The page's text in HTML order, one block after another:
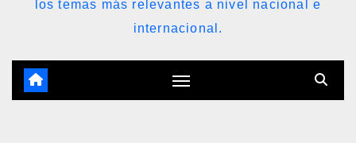
los temas más relevantes a nivel nacional e
internacional.